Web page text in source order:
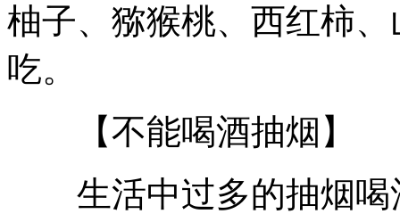
柚子、猕猴桃、西红柿
吃。
【不能喝酒抽烟】
生活中过多的抽烟喝